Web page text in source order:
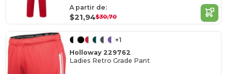
A partir de:
$21,94$30,70
+1
Holloway 229762
Ladies Retro Grade Pant